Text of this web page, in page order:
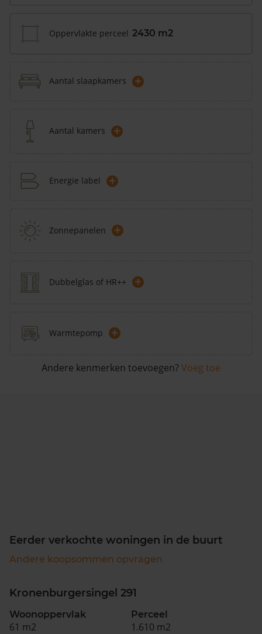
Oppervlakte perceel 2430 m2
Aantal slaapkamers +
Aantal kamers +
Energie label +
Zonnepanelen +
Dubbelglas of HR++ +
Warmtepomp +
Andere kenmerken toevoegen? Voeg toe
Eerder verkochte woningen in de buurt
Andere koopsommen opvragen
Kronenburgersingel 291
Woonoppervlak
61 m2
Perceel
1.610 m2